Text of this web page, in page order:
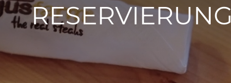
RESERVIERUNG